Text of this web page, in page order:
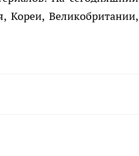
Кореи, Великобритании,